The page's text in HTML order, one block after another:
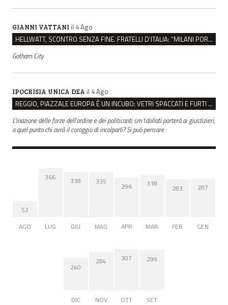
GIANNI VATTANI il 4 Ago
HELLWATT, SCONTRO SENZA FINE. FRATELLI D’ITALIA: “MILANI PORTA DOCUMENTI, DE FRANCO INSULTI”
Gotham City
IPOCRISIA UNICA DEA il 4 Ago
REGGIO, PIAZZALE EUROPA È UN INCUBO: VETRI SPACCATI E FURTI SULLE AUTO IN SOSTA
L'inazione delle forze dell'ordine e dei politicanti sm1dollati porterà ai giustizieri,
a quel punto chi avrà il coraggio di incolparli? Si può pensare
52
AGO
366
LUG
338
GIU
335
MAG
296
APR
318
MAR
283
FEB
287
GEN
240
DIC
284
NOV
307
OTT
299
SET